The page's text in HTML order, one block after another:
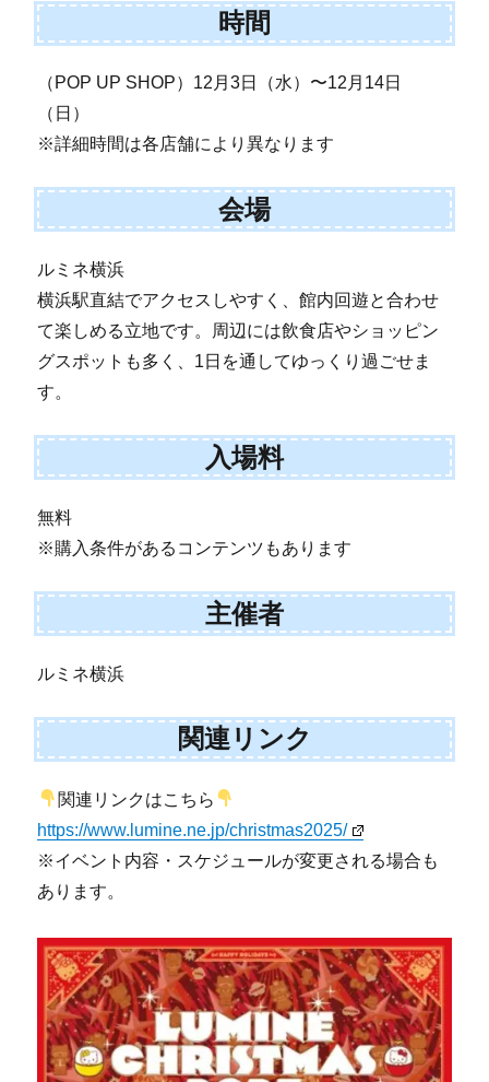
時間
（POP UP SHOP）12月3日（水）〜12月14日
（日）
※詳細時間は各店舗により異なります
会場
ルミネ横浜
横浜駅直結でアクセスしやすく、館内回遊と合わせ
て楽しめる立地です。周辺には飲食店やショッピン
グスポットも多く、1日を通してゆっくり過ごせま
す。
入場料
無料
※購入条件があるコンテンツもあります
主催者
ルミネ横浜
関連リンク
関連リンクはこちら
https://www.lumine.ne.jp/christmas2025/
※イベント内容・スケジュールが変更される場合も
あります。